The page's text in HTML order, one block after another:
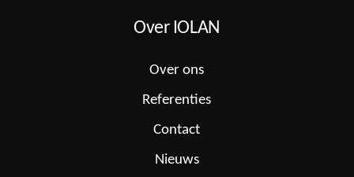
Over IOLAN
Over ons
Referenties
Contact
Nieuws